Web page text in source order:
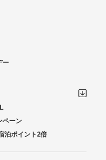
ー
ペーン
泊ポイント2倍